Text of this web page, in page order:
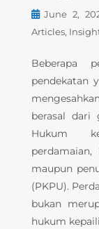
June 2,
Articles
Beberapa
pendekatan
berasal dari
Hukum
maupun
(PKPU).
bukan
hukum